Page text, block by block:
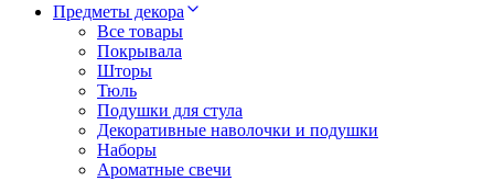
Предметы декора
Все товары
Покрывала
Шторы
Тюль
Подушки для стула
Декоративные наволочки и подушки
Наборы
Ароматные свечи